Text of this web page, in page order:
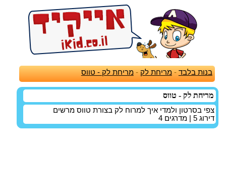
בנות בלבד -מריחת לק -מריחת לק - טווס
מריחת לק - טווס
צפי בסרטון ולמדי איך למרוח לק בצורת טווס מרשים
דירוג 5 | מדרגים 4